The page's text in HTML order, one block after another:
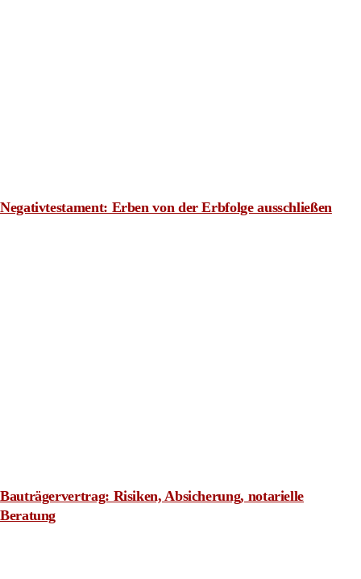
Negativtestament: Erben von der Erbfolge ausschließen
Bauträgervertrag: Risiken, Absicherung, notarielle
Beratung